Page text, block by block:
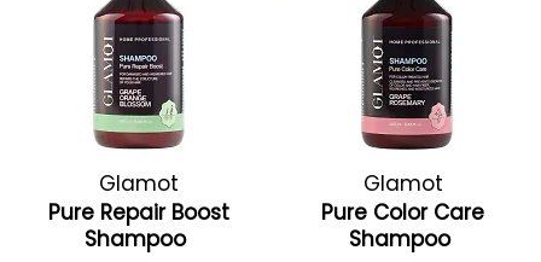
Glamot
Pure Repair Boost
Shampoo
Glamot
Pure Color Care
Shampoo